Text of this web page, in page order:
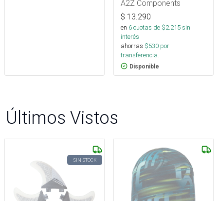
A2Z Components
$ 13.290
en 6cuotas de $2.215sin
interés
ahorras $530 por
transferencia.
Disponible
Últimos Vistos
SIN STOCK